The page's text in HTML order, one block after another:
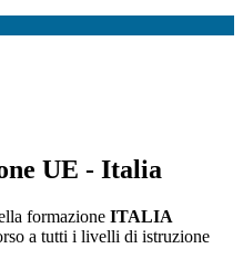
UE - Italia
formazione ITALIA
a tutti i livelli di istruzione